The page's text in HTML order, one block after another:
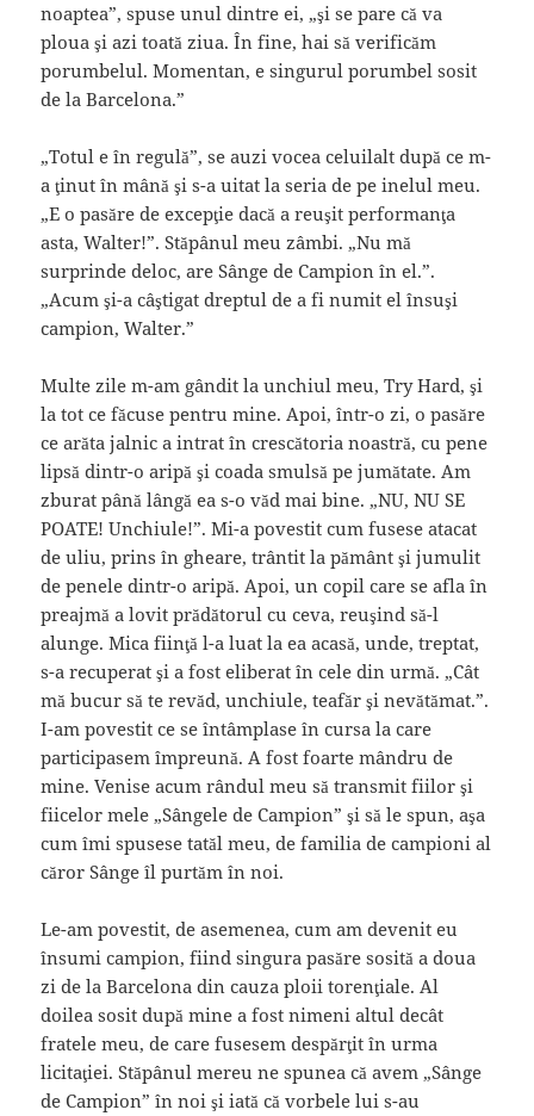
noaptea”, spuse unul dintre ei, „şi se pare că va
ploua şi azi toată ziua. În fine, hai să verificăm
porumbelul. Momentan, e singurul porumbel sosit
de la Barcelona.”
„Totul e în regulă”, se auzi vocea celuilalt după ce m-
a ţinut în mână şi s-a uitat la seria de pe inelul meu.
„E o pasăre de excepţie dacă a reuşit performanţa
asta, Walter!”. Stăpânul meu zâmbi. „Nu mă
surprinde deloc, are Sânge de Campion în el.”.
„Acum şi-a câştigat dreptul de a fi numit el însuşi
campion, Walter.”
Multe zile m-am gândit la unchiul meu, Try Hard, şi
la tot ce făcuse pentru mine. Apoi, într-o zi, o pasăre
ce arăta jalnic a intrat în crescătoria noastră, cu pene
lipsă dintr-o aripă şi coada smulsă pe jumătate. Am
zburat până lângă ea s-o văd mai bine. „NU, NU SE
POATE! Unchiule!”. Mi-a povestit cum fusese atacat
de uliu, prins în gheare, trântit la pământ şi jumulit
de penele dintr-o aripă. Apoi, un copil care se afla în
preajmă a lovit prădătorul cu ceva, reuşind să-l
alunge. Mica fiinţă l-a luat la ea acasă, unde, treptat,
s-a recuperat şi a fost eliberat în cele din urmă. „Cât
mă bucur să te revăd, unchiule, teafăr şi nevătămat.”.
I-am povestit ce se întâmplase în cursa la care
participasem împreună. A fost foarte mândru de
mine. Venise acum rândul meu să transmit fiilor şi
fiicelor mele „Sângele de Campion” şi să le spun, aşa
cum îmi spusese tatăl meu, de familia de campioni al
căror Sânge îl purtăm în noi.
Le-am povestit, de asemenea, cum am devenit eu
însumi campion, fiind singura pasăre sosită a doua
zi de la Barcelona din cauza ploii torenţiale. Al
doilea sosit după mine a fost nimeni altul decât
fratele meu, de care fusesem despărţit în urma
licitaţiei. Stăpânul mereu ne spunea că avem „Sânge
de Campion” în noi şi iată că vorbele lui s-au